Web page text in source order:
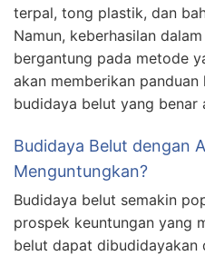
terpal, tong plastik, dan
Namun, keberhasilan
bergantung pada metode
akan memberikan
budidaya belut yang
Budidaya Belut dengan
Menguntungkan?
Budidaya belut semakin
prospek keuntungan yang
belut dapat dibudidayakan